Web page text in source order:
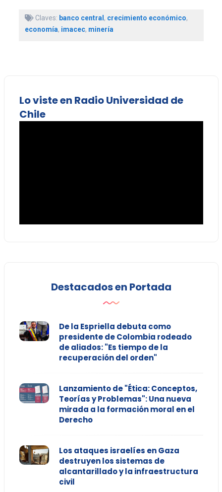
Claves: banco central, crecimiento económico,
economía, imacec, minería
Lo viste en Radio Universidad de
Chile
Destacados en Portada
De la Espriella debuta como
presidente de Colombia rodeado
de aliados: "Es tiempo de la
recuperación del orden"
Lanzamiento de "Ética: Conceptos,
Teorías y Problemas": Una nueva
mirada a la formación moral en el
Derecho
Los ataques israelíes en Gaza
destruyen los sistemas de
alcantarillado y la infraestructura
civil